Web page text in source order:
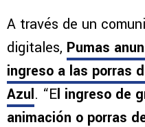
A través de un
digitales, Pumas
ingreso a las porras
Azul. “El ingreso de
animación o porras